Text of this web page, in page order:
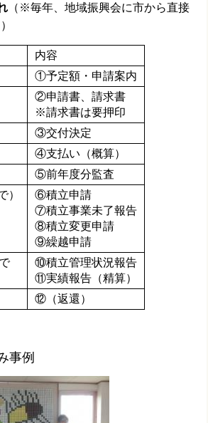
（※毎年、地域振興会に市から直接
内容
①予定額・申請案内
②申請書、請求書
※請求書は要押印
③交付決定
④支払い（概算）
⑤前年度分監査
）
⑥積立申請
⑦積立事業未了報告
⑧積立変更申請
⑨繰越申請
⑩積立管理状況報告
⑪実績報告（精算）
⑫（返還）
事例